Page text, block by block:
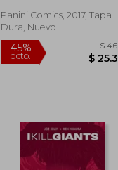
Panini Comics, 2017, Tapa
Dura, Nuevo
45%
dcto.